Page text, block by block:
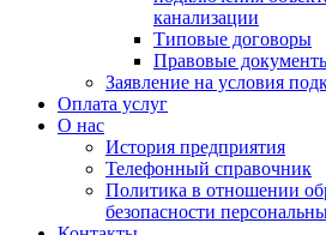
канализации
Типовые договоры
Правовые
Заявление на условия
Оплата услуг
О нас
История предприятия
Телефонный справочник
Политика в отношении
безопасности